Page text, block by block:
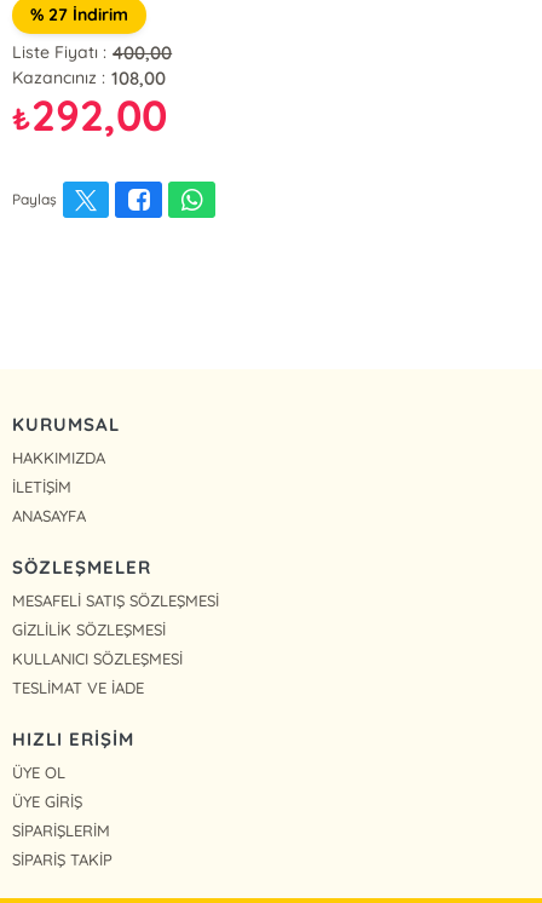
% 27 İndirim
Liste Fiyatı : 400,00
Kazancınız : 108,00
₺292,00
Paylaş
KURUMSAL
HAKKIMIZDA
İLETİŞİM
ANASAYFA
SÖZLEŞMELER
MESAFELİ SATIŞ SÖZLEŞMESİ
GİZLİLİK SÖZLEŞMESİ
KULLANICI SÖZLEŞMESİ
TESLİMAT VE İADE
HIZLI ERİŞİM
ÜYE OL
ÜYE GİRİŞ
SİPARİŞLERİM
SİPARİŞ TAKİP